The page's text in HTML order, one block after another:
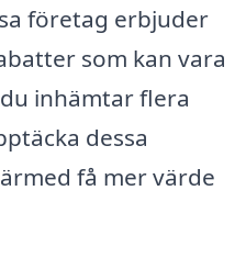
företag erbjuder
som kan vara
inhämtar flera
dessa
få mer värde